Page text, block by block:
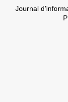
Journal